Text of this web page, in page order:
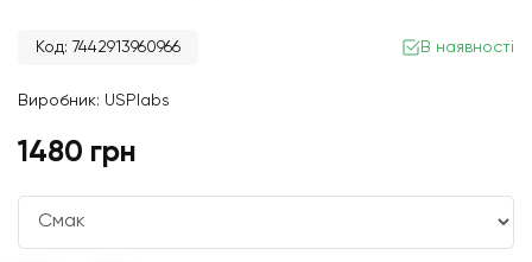
Код: 7442913960966 В наявності
Виробник: USPlabs
1480 грн